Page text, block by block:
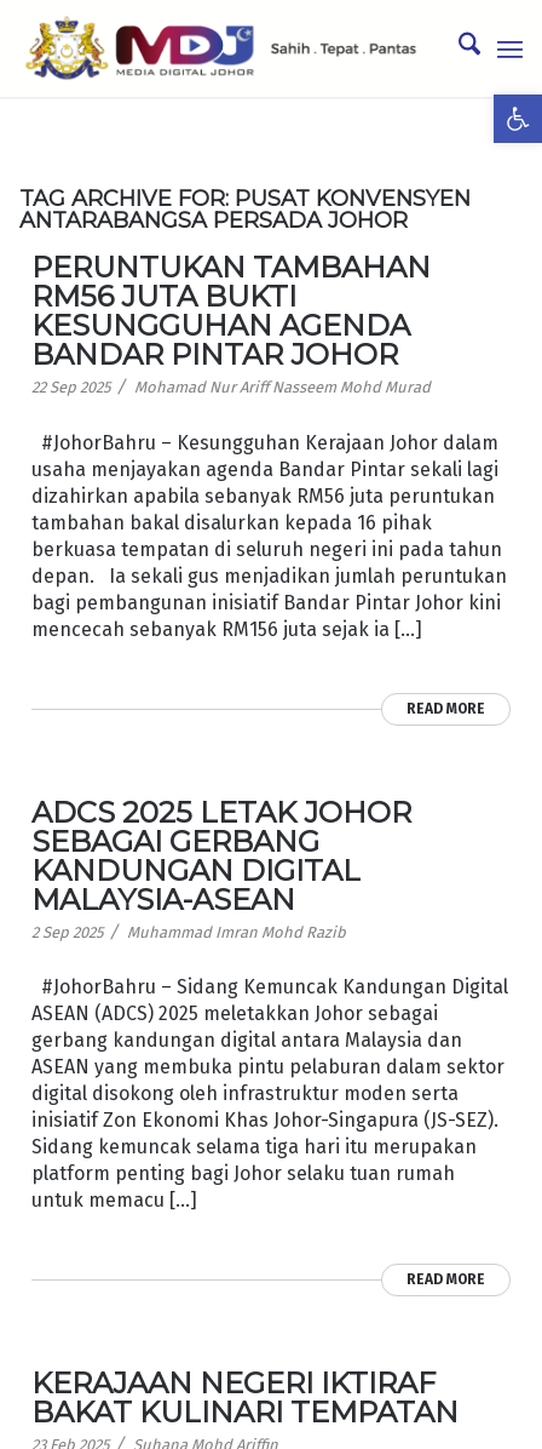
TAG ARCHIVE FOR: PUSAT KONVENSYEN
ANTARABANGSA PERSADA JOHOR
PERUNTUKAN TAMBAHAN
RM56 JUTA BUKTI
KESUNGGUHAN AGENDA
BANDAR PINTAR JOHOR
22 Sep 2025 / Mohamad Nur Ariff Nasseem Mohd Murad
#JohorBahru – Kesungguhan Kerajaan Johor dalam
usaha menjayakan agenda Bandar Pintar sekali lagi
dizahirkan apabila sebanyak RM56 juta peruntukan
tambahan bakal disalurkan kepada 16 pihak
berkuasa tempatan di seluruh negeri ini pada tahun
depan. Ia sekali gus menjadikan jumlah peruntukan
bagi pembangunan inisiatif Bandar Pintar Johor kini
mencecah sebanyak RM156 juta sejak ia […]
READ MORE
ADCS 2025 LETAK JOHOR
SEBAGAI GERBANG
KANDUNGAN DIGITAL
MALAYSIA-ASEAN
2 Sep 2025 / Muhammad Imran Mohd Razib
#JohorBahru – Sidang Kemuncak Kandungan Digital
ASEAN (ADCS) 2025 meletakkan Johor sebagai
gerbang kandungan digital antara Malaysia dan
ASEAN yang membuka pintu pelaburan dalam sektor
digital disokong oleh infrastruktur moden serta
inisiatif Zon Ekonomi Khas Johor-Singapura (JS-SEZ).
Sidang kemuncak selama tiga hari itu merupakan
platform penting bagi Johor selaku tuan rumah
untuk memacu […]
READ MORE
KERAJAAN NEGERI IKTIRAF
BAKAT KULINARI TEMPATAN
23 Feb 2025 Suhana Mohd Ariffin